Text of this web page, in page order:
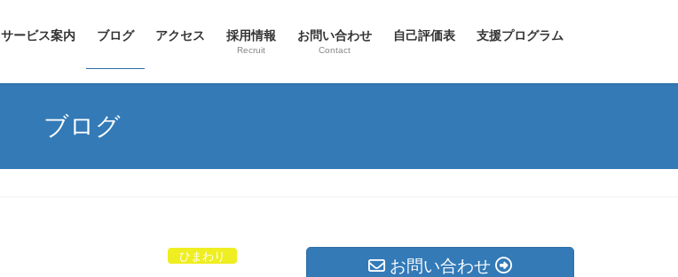
サービス案内 ブログ アクセス 採用情報
Recruit
お問い合わせ
Contact
自己評価表 支援プログラム
ブログ
ひまわり
お問い合わせ